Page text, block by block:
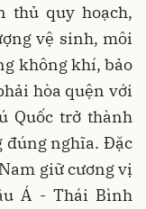
thủ quy hoạch,
vệ sinh, môi
không khí, bảo
hòa quện với
Quốc trở thành
đúng nghĩa. Đặc
giữ cương vị
Á - Thái Bình